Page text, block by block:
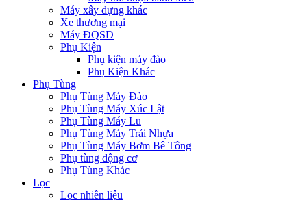
Máy xây dựng khác
Xe thương mại
Máy ĐQSD
Phụ Kiện
Phụ kiện máy đào
Phụ Kiện Khác
Phụ Tùng
Phụ Tùng Máy Đào
Phụ Tùng Máy Xúc Lật
Phụ Tùng Máy Lu
Phụ Tùng Máy Trải Nhựa
Phụ Tùng Máy Bơm Bê Tông
Phụ tùng động cơ
Phụ Tùng Khác
Lọc
Lọc nhiên liệu